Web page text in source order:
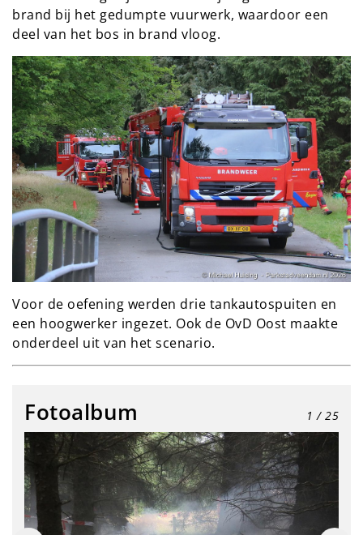
brand bij het gedumpte vuurwerk, waardoor een
deel van het bos in brand vloog.
Voor de oefening werden drie tankautospuiten en
een hoogwerker ingezet. Ook de OvD Oost maakte
onderdeel uit van het scenario.
Fotoalbum 1 / 25